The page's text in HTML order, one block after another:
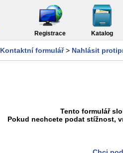
Registrace Katalog
Kontaktní formulář> Nahlásit
Tento formulář
Pokud nechcete podat stížnost,